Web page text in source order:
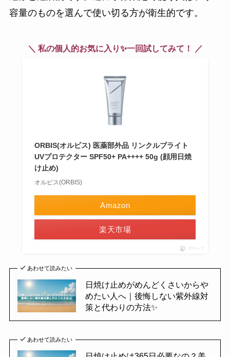
容量のものを選んで使い切る方が衛生的です。
＼ 私の個人的お気に入り✨一回試してみて！ ／
ORBIS(オルビス) 医薬部外品 リンクルブライト
UVプロテクター SPF50+ PA++++ 50g (顔用日焼
け止め)
オルビス(ORBIS)
Amazon
楽天市場
ポチップ
あわせて読みたい
日焼け止めがめんどくさいからや
めたい人へ｜後悔しない紫外線対
策と代わりの方法✨
あわせて読みたい